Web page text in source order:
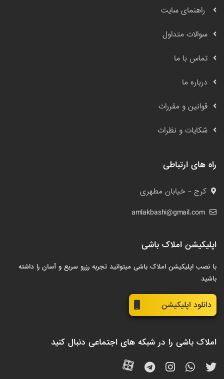
راهنمای سایت
سوالات متداول
تماس با ما
درباره ما
قوانین و مقررات
شکایات و نظرات
راه های ارتباطی
کرج - خیابان مطهری
amlakbashi@gmail.com
اپلیکیشن املاک باشی
با نصب اپلیکیشن املاک باشی میتوانید تجربه رزرو سریع و آسان را داشته
باشید
دانلود اپلیکیشن
املاک باشی را در شبکه های اجتماعی دنبال کنید